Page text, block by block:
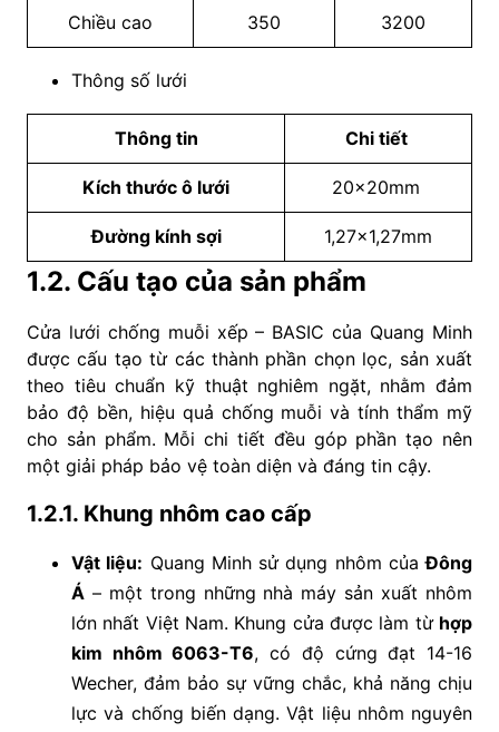
Chiều cao 350 3200
Thông số lưới
Thông tin Chi tiết
Kích thước ô lưới 20×20mm
Đường kính sợi 1,27×1,27mm
1.2. Cấu tạo của sản phẩm
Cửa lưới chống muỗi xếp – BASIC của Quang Minh
được cấu tạo từ các thành phần chọn lọc, sản xuất
theo tiêu chuẩn kỹ thuật nghiêm ngặt, nhằm đảm
bảo độ bền, hiệu quả chống muỗi và tính thẩm mỹ
cho sản phẩm. Mỗi chi tiết đều góp phần tạo nên
một giải pháp bảo vệ toàn diện và đáng tin cậy.
1.2.1. Khung nhôm cao cấp
Vật liệu: Quang Minh sử dụng nhôm củaĐông
Á – một trong những nhà máy sản xuất nhôm
lớn nhất Việt Nam. Khung cửa được làm từ hợp
kim nhôm 6063-T6, có độ cứng đạt 14-16
Wecher, đảm bảo sự vững chắc, khả năng chịu
lực và chống biến dạng. Vật liệu nhôm nguyên